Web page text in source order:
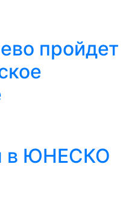
пройдет
в ЮНЕСКО